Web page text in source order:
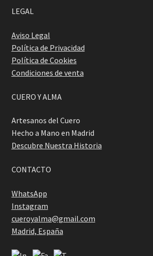
LEGAL
Aviso Legal
Política de Privacidad
Política de Cookies
Condiciones de venta
CUERO Y ALMA
Artesanos del Cuero
Hecho a Mano en Madrid
Descubre Nuestra Historia
CONTACTO
WhatsApp
Instagram
cueroyalma@gmail.com
Madrid, España